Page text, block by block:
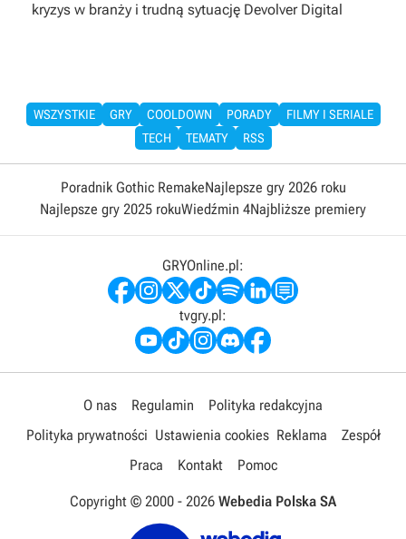
kryzys w branży i trudną sytuację Devolver Digital
WSZYSTKIE GRY COOLDOWN PORADY
FILMY I SERIALE
TECH
TEMATY RSS
Poradnik Gothic RemakeNajlepsze gry 2026 roku
Najlepsze gry 2025 rokuWiedźmin 4Najbliższe premiery
GRYOnline.pl:
tvgry.pl:
O nas Regulamin
Polityka redakcyjna
Polityka prywatności Ustawienia cookies Reklama
Zespół
Praca
Kontakt Pomoc
Copyright © 2000 - 2026 Webedia Polska SA